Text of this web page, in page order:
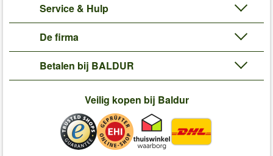
Service & Hulp
De firma
Betalen bij BALDUR
Veilig kopen bij Baldur